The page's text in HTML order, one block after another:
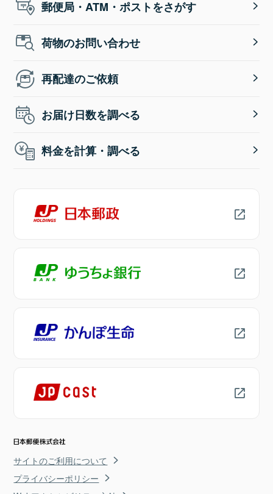
郵便局・ATM・ポストをさがす
荷物のお問い合わせ
再配達のご依頼
お届け日数を調べる
料金を計算・調べる
サイトのご利用について
プライバシーポリシー